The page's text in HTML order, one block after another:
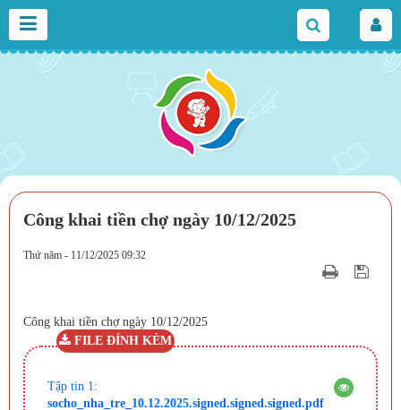
Công khai tiền chợ ngày 10/12/2025
Thứ năm - 11/12/2025 09:32
Công khai tiền chợ ngày 10/12/2025
FILE ĐÍNH KÈM
Tập tin 1:
socho_nha_tre_10.12.2025.signed.signed.signed.pdf